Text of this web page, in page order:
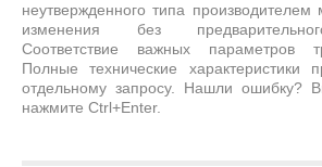
неутвержденного типа производителем
изменения без
Соответствие важных параметров
Полные технические характеристики
отдельному запросу. Нашли ошибку?
нажмите Ctrl+Enter.